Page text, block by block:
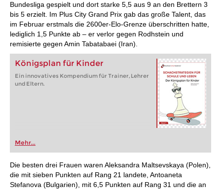
Bundesliga gespielt und dort starke 5,5 aus 9 an den Brettern 3
bis 5 erzielt. Im Plus City Grand Prix gab das große Talent, das
im Februar erstmals die 2600er-Elo-Grenze überschritten hatte,
lediglich 1,5 Punkte ab – er verlor gegen Rodhstein und
remisierte gegen Amin Tabatabaei (Iran).
Königsplan für Kinder
Ein innovatives Kompendium für Trainer, Lehrer
und Eltern.
Mehr...
Die besten drei Frauen waren Aleksandra Maltsevskaya (Polen),
die mit sieben Punkten auf Rang 21 landete, Antoaneta
Stefanova (Bulgarien), mit 6,5 Punkten auf Rang 31 und die an